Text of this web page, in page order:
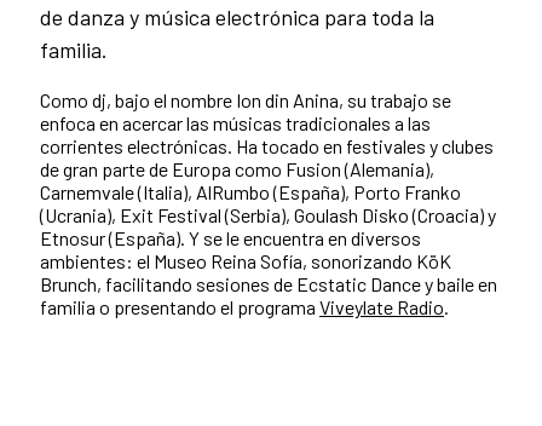
de danza y música electrónica para toda la
familia.
Como dj, bajo el nombre Ion din Anina, su trabajo se
enfoca en acercar las músicas tradicionales a las
corrientes electrónicas. Ha tocado en festivales y clubes
de gran parte de Europa como Fusion (Alemania),
Carnemvale (Italia), AlRumbo (España), Porto Franko
(Ucrania), Exit Festival (Serbia), Goulash Disko (Croacia) y
Etnosur (España). Y se le encuentra en diversos
ambientes: el Museo Reina Sofía, sonorizando KöK
Brunch, facilitando sesiones de Ecstatic Dance y baile en
familia o presentando el programa Viveylate Radio.